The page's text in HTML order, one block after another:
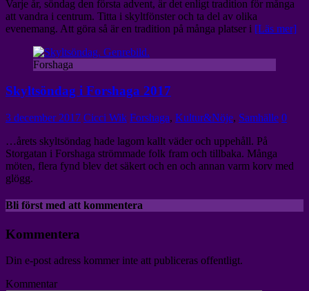
Varje år, söndag den första advent, är det enligt tradition för många
att vandra i centrum. Titta i skyltfönster och ta del av olika
evenemang. Att göra så är en tradition på många platser i [Läs mer]
Forshaga
Skyltsöndag i Forshaga 2017
3 december 2017 Cicci Wik Forshaga, Kultur&Nöje, Samhälle 0
…årets skyltsöndag hade lagom kallt väder och uppehåll. På
Storgatan i Forshaga strömmade folk fram och tillbaka. Många
möten, flera fynd blev det säkert och en och annan varm korv med
glögg.
Bli först med att kommentera
Kommentera
Din e-post adress kommer inte att publiceras offentligt.
Kommentar